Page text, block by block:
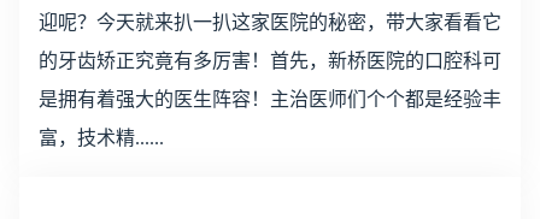
迎呢？今天就来扒一扒这家医院的秘密，带大家看看它
的牙齿矫正究竟有多厉害！首先，新桥医院的口腔科可
是拥有着强大的医生阵容！主治医师们个个都是经验丰
富，技术精......